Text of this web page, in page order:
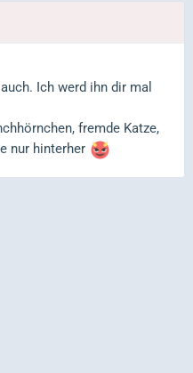
Ich werd ihn dir mal
fremde Katze,
nur hinterher